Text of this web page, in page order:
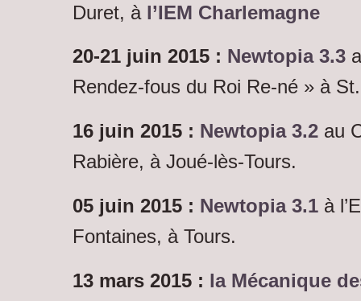
Duret, à l’IEM Charlemagne
20-21 juin 2015 : Newtopia 3.3
Rendez-fous du Roi Re-né » à
16 juin 2015 : Newtopia 3.2 au
Rabière, à Joué-lès-Tours.
05 juin 2015 : Newtopia 3.1 à
Fontaines, à Tours.
13 mars 2015 : la Mécanique